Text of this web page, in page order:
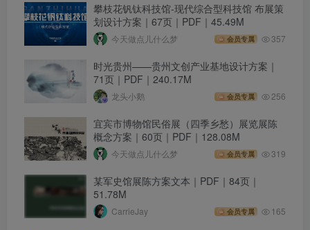
攀枝花钒钛科技馆-现代综合型科技馆 布展策
划设计方案｜67页｜PDF｜45.49M
今天做点儿什么梦 会员专属 357
时光贵州——贵州文创产业基地设计方案｜
71页｜PDF｜240.17M
龙头小鹅 会员专属 256
宜宾市博物馆民俗展（四季乡愁）展览展陈
概念方案｜60页｜PDF｜128.08M
今天做点儿什么梦 会员专属 319
某军史馆展陈方案文本｜PDF｜84页｜
51.78M
CarrieJay 会员专属 165